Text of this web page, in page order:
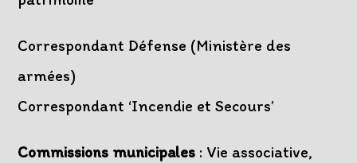
Correspondant Défense (Ministère des
armées)
Correspondant ‘Incendie et Secours’
Commissions municipales : Vie associative,